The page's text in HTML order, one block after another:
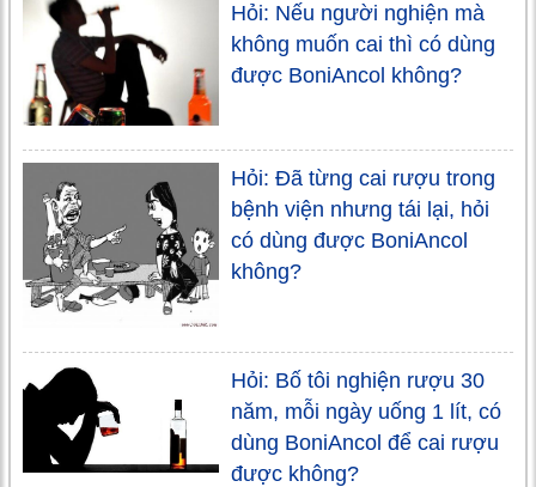
Hỏi: Nếu người nghiện mà
không muốn cai thì có dùng
được BoniAncol không?
Hỏi: Đã từng cai rượu trong
bệnh viện nhưng tái lại, hỏi
có dùng được BoniAncol
không?
Hỏi: Bố tôi nghiện rượu 30
năm, mỗi ngày uống 1 lít, có
dùng BoniAncol để cai rượu
được không?